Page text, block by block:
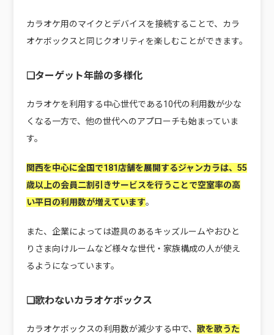
カラオケ用のマイクとデバイスを接続することで、カラ
オケボックスと同じクオリティを楽しむことができます。
❏ターゲット年齢の多様化
カラオケを利用する中心世代である10代の利用数が少な
くなる一方で、他の世代へのアプローチも始まっていま
す。
関西を中心に全国で181店舗を展開するジャンカラは、55
歳以上の会員二割引きサービスを行うことで空室率の高
い平日の利用数が増えています。
また、企業によっては遊具のあるキッズルームやおひと
りさま向けルームなど様々な世代・家族構成の人が使え
るようになっています。
❏歌わないカラオケボックス
カラオケボックスの利用数が減少する中で、 歌を歌うた